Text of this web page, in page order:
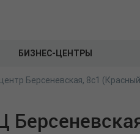
БИЗНЕС-ЦЕНТРЫ
Берсеневская, 8с1